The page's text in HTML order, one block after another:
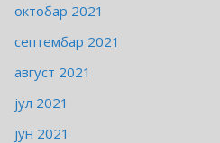
октобар 2021
септембар 2021
август 2021
јул 2021
јун 2021